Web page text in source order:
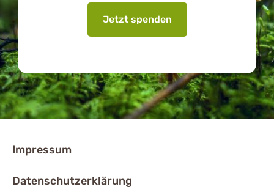
Jetzt spenden
Impressum
Datenschutzerklärung